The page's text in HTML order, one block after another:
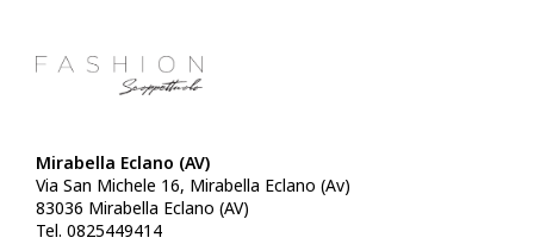
Mirabella Eclano (AV)
Via San Michele 16, Mirabella Eclano (Av)
83036 Mirabella Eclano (AV)
Tel. 0825449414